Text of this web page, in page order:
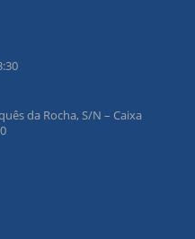
da Rocha, S/N – Caixa